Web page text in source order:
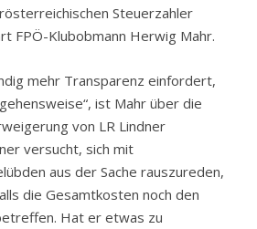
Steuerzahler
FPÖ-Klubobmann Herwig Mahr.
mehr Transparenz einfordert,
ist Mahr über die
von LR Lindner
versucht, sich mit
aus der Sache rauszureden,
die Gesamtkosten noch den
Hat er etwas zu